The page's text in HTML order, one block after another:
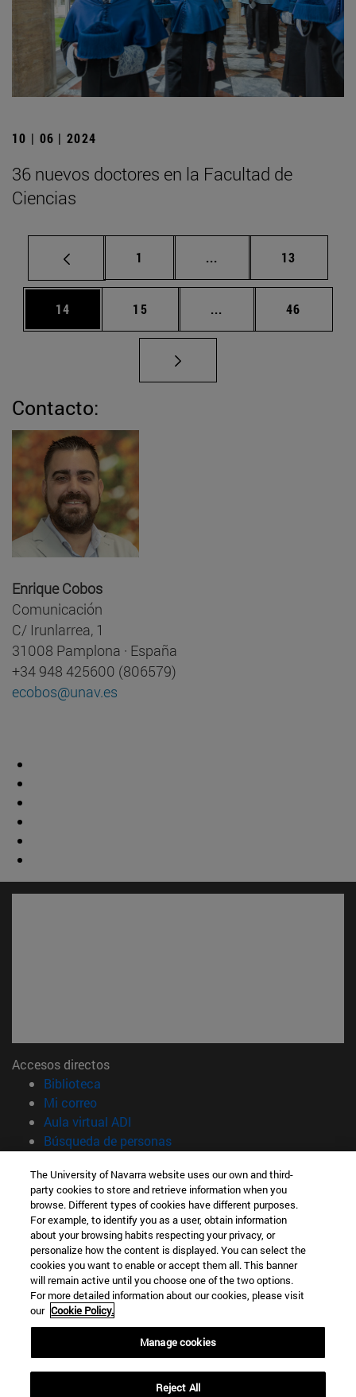
10 | 06 | 2024
36 nuevos doctores en la Facultad de
Ciencias
Página
1 ... Páginas intermedias
Página
13
Página
14 Página
15 ... Páginas intermedias
Página
46
Contacto:
Enrique Cobos
Comunicación
C/ Irunlarrea, 1
31008 Pamplona · España
+34 948 425600 (806579)
ecobos@unav.es
Accesos directos
Biblioteca
Mi correo(abre en nueva ventana)
Aula virtual ADI
Búsqueda de personas(abre en nueva ventana)
Información
TFNO +34 948 42 56 00
¿QUÉ GRADO TE INTERESA?
¿QUÉ MÁSTER TE INTERESA?
© Universidad de Navarra
Información legal
Accesibilidad
Configuración de cookies
Localizador de campus
The University of Navarra website uses our own and third-
party cookies to store and retrieve information when you
browse. Different types of cookies have different purposes.
For example, to identify you as a user, obtain information
about your browsing habits respecting your privacy, or
personalize how the content is displayed. You can select the
cookies you want to enable or accept them all. This banner
will remain active until you choose one of the two options.
For more detailed information about our cookies, please visit
our Cookie Policy.
Manage cookies
Reject All